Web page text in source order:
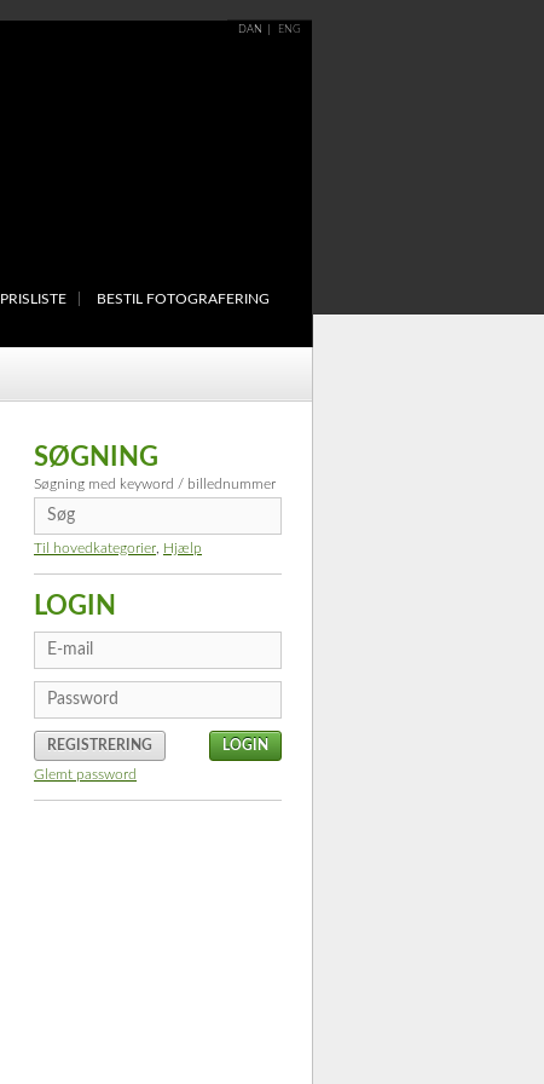
DAN ENG
PRISLISTE BESTIL FOTOGRAFERING
SØGNING
Søgning med keyword / billednummer
Til hovedkategorier Hjælp
LOGIN
REGISTRERING
Glemt password